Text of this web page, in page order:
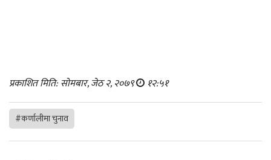
प्रकाशित मिति: सोमबार, जेठ २, २०७९ १२:५१
#कर्णालीमा चुनाव